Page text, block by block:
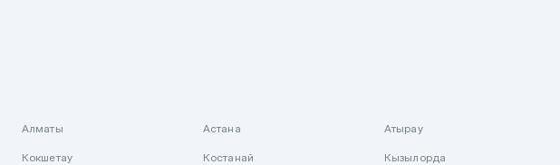
Алматы Астана Атырау
Кокшетау Костанай Кызылорда